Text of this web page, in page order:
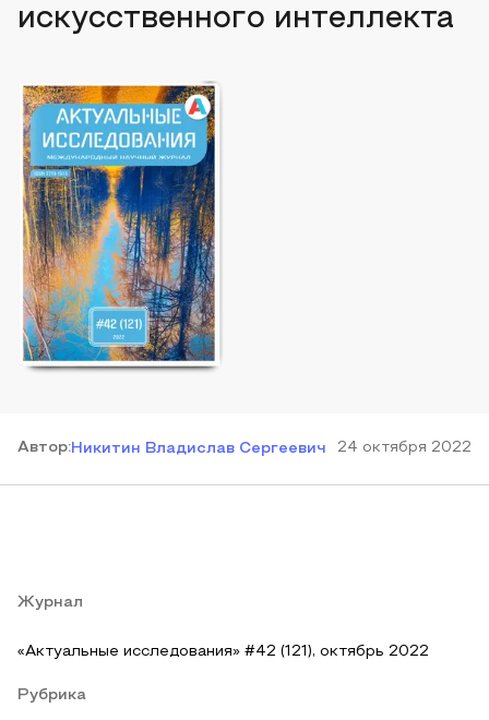
искусственного интеллекта
Автор:Никитин Владислав Сергеевич 24 октября 2022
Журнал
«Актуальные исследования» #42 (121), октябрь 2022
Рубрика